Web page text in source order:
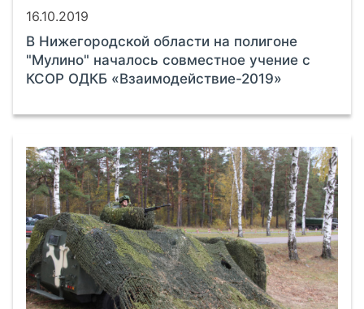
16.10.2019
В Нижегородской области на полигоне
"Мулино" началось совместное учение с
КСОР ОДКБ «Взаимодействие-2019»